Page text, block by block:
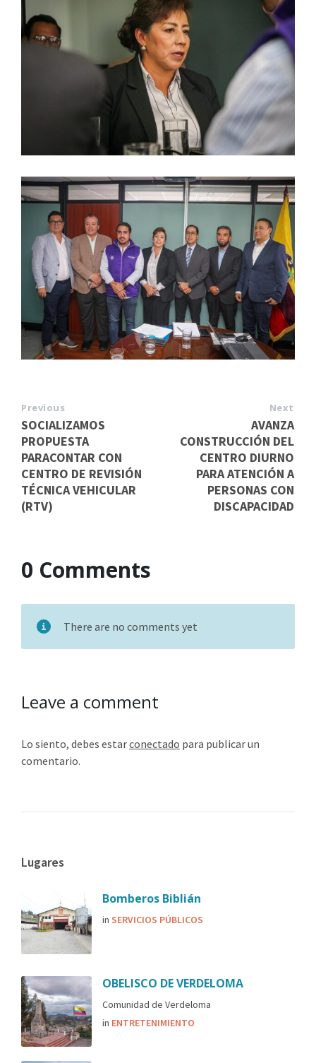
Previous
SOCIALIZAMOS
PROPUESTA
PARACONTAR CON
CENTRO DE REVISIÓN
TÉCNICA VEHICULAR
(RTV)
Next
AVANZA
CONSTRUCCIÓN DEL
CENTRO DIURNO
PARA ATENCIÓN A
PERSONAS CON
DISCAPACIDAD
0 Comments
There are no comments yet
Leave a comment
Lo siento, debes estarconectado para publicar un
comentario.
Lugares
Bomberos Biblián
in SERVICIOS PÚBLICOS
OBELISCO DE VERDELOMA
Comunidad de Verdeloma
in ENTRETENIMIENTO